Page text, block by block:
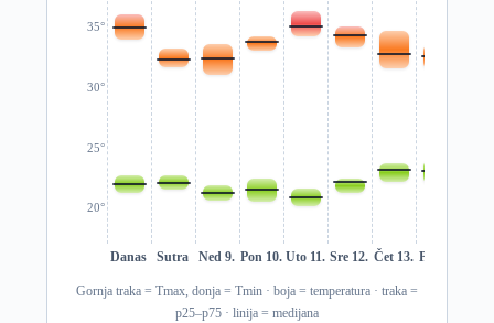
20°
25°
30°
35°
Danas Sutra Ned 9. Pon 10. Uto 11. Sre 12. Čet 13. Pet 14.
Gornja traka = Tmax, donja = Tmin · boja = temperatura · traka =
p25–p75 · linija = medijana